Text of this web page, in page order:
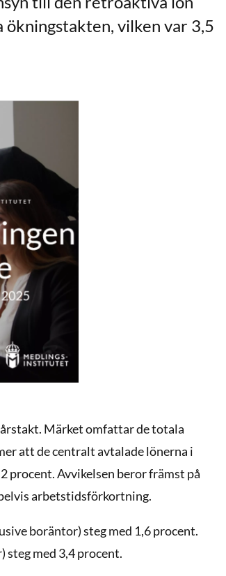
vilken var 3,5
Märket omfattar de totala
att de centralt avtalade lönerna i
procent. Avvikelsen beror främst på
arbetstidsförkortning.
boräntor) steg med 1,6 procent.
steg med 3,4 procent.